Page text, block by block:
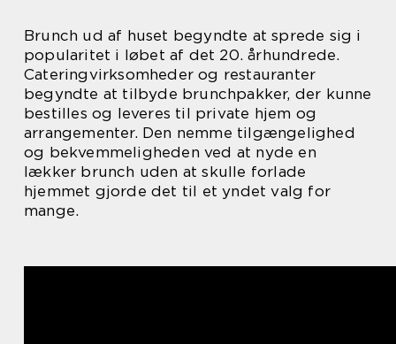
Brunch ud af huset begyndte at sprede sig i
popularitet i løbet af det 20. århundrede.
Cateringvirksomheder og restauranter
begyndte at tilbyde brunchpakker, der kunne
bestilles og leveres til private hjem og
arrangementer. Den nemme tilgængelighed
og bekvemmeligheden ved at nyde en
lækker brunch uden at skulle forlade
hjemmet gjorde det til et yndet valg for
mange.